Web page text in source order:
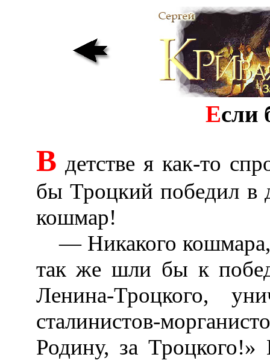
Если
В детстве я как-то
бы Троцкий победил в
кошмар!
— Никакого
так же шли бы к
Ленина-Троцкого,
сталинистов-
Родину, за